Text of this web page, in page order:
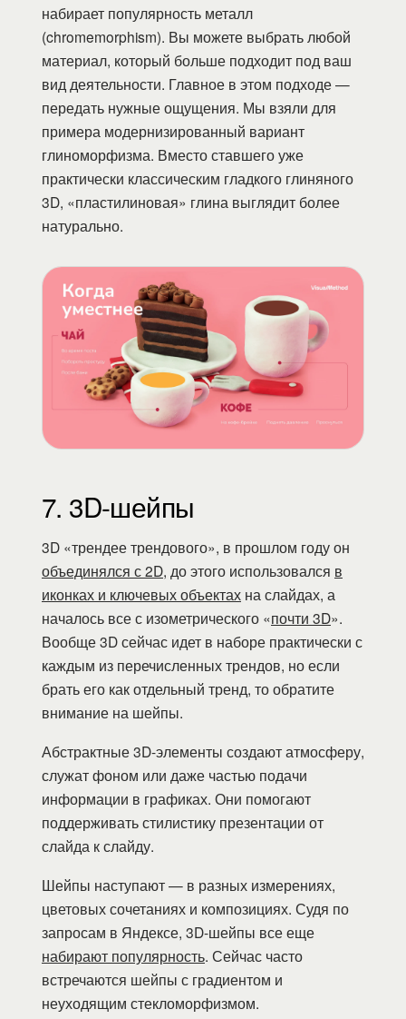
набирает популярность металл
(chromemorphism). Вы можете выбрать любой
материал, который больше подходит под ваш
вид деятельности. Главное в этом подходе —
передать нужные ощущения. Мы взяли для
примера модернизированный вариант
глиноморфизма. Вместо ставшего уже
практически классическим гладкого глиняного
3D, «пластилиновая» глина выглядит более
натурально.
7. 3D-шейпы
3D «трендее трендового», в прошлом году он
объединялся с 2D, до этого использовался в
иконках и ключевых объектах на слайдах, а
началось все с изометрического «почти 3D».
Вообще 3D сейчас идет в наборе практически с
каждым из перечисленных трендов, но если
брать его как отдельный тренд, то обратите
внимание на шейпы.
Абстрактные 3D-элементы создают атмосферу,
служат фоном или даже частью подачи
информации в графиках. Они помогают
поддерживать стилистику презентации от
слайда к слайду.
Шейпы наступают — в разных измерениях,
цветовых сочетаниях и композициях. Судя по
запросам в Яндексе, 3D-шейпы все еще
набирают популярность. Сейчас часто
встречаются шейпы с градиентом и
неуходящим стекломорфизмом.